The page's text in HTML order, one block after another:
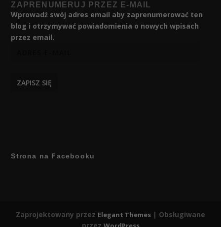
ZAPRENUMERUJ PRZEZ E-MAIL
Wprowadź swój adres email aby zaprenumerować ten
blog i otrzymywać powiadomienia o nowych wpisach
przez email.
ZAPISZ SIĘ
Strona na Facebooku
Zaprojektowany przez Elegant Themes | Obsługiwane